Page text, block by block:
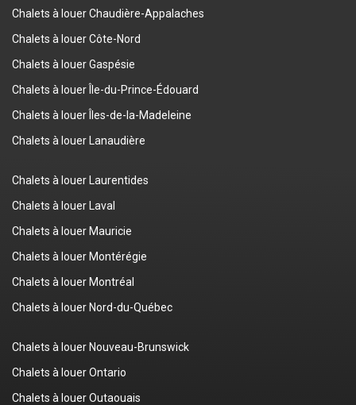
Chalets à louer Chaudière-Appalaches
Chalets à louer Côte-Nord
Chalets à louer Gaspésie
Chalets à louer Île-du-Prince-Édouard
Chalets à louer Îles-de-la-Madeleine
Chalets à louer Lanaudière
Chalets à louer Laurentides
Chalets à louer Laval
Chalets à louer Mauricie
Chalets à louer Montérégie
Chalets à louer Montréal
Chalets à louer Nord-du-Québec
Chalets à louer Nouveau-Brunswick
Chalets à louer Ontario
Chalets à louer Outaouais